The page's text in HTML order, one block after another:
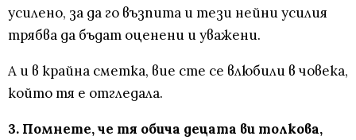
усилено, за да го възпита и тези нейни усилия
трябва да бъдат оценени и уважени.
А и в крайна сметка, вие сте се влюбили в човека,
който тя е отгледала.
3. Помнете, че тя обича децата ви толкова,